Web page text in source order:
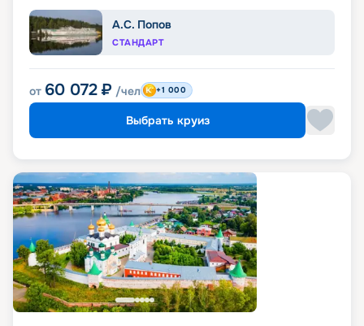
А.С. Попов
СТАНДАРТ
от 60 072 ₽ /чел +1 000
Выбрать круиз